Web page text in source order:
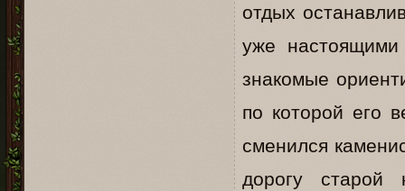
отдых
уже
знакомые
по которой его
сменился
дорогу старой